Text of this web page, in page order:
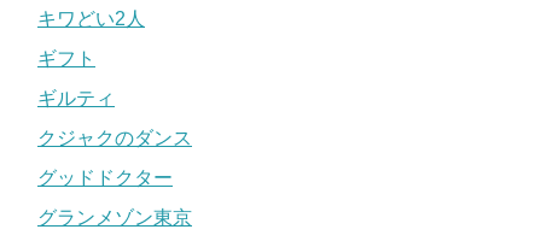
キワどい2人
ギフト
ギルティ
クジャクのダンス
グッドドクター
グランメゾン東京